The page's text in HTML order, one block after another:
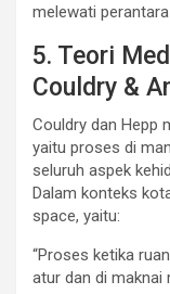
melewati
5. Teori
Couldry &
Couldry dan Hepp
yaitu proses di
seluruh aspek
Dalam konteks
space, yaitu:
“Proses ketika
atur dan di maknai